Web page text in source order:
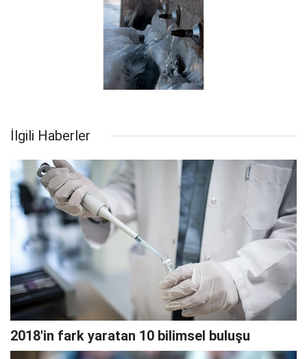
İlgili Haberler
2018'in fark yaratan 10 bilimsel buluşu